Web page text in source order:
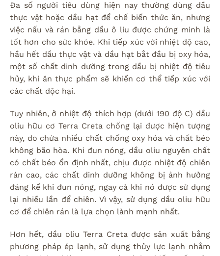
Đa số người tiêu dùng hiện nay thường dùng dầu
thực vật hoặc dầu hạt để chế biến thức ăn, nhưng
việc nấu và rán bằng dầu ô liu được chứng minh là
tốt hơn cho sức khỏe. Khi tiếp xúc với nhiệt độ cao,
hầu hết dầu thực vật và dầu hạt bắt đầu bị oxy hóa,
một số chất dinh dưỡng trong dầu bị nhiệt độ tiêu
hủy, khi ăn thực phẩm sẽ khiến cơ thể tiếp xúc với
các chất độc hại.
Tuy nhiên, ở nhiệt độ thích hợp (dưới 190 độ C) dầu
oliu hữu cơ Terra Creta chống lại được hiện tượng
này, do chứa nhiều chất chống oxy hóa và chất béo
không bão hòa. Khi đun nóng, dầu oliu nguyên chất
có chất béo ổn định nhất, chịu được nhiệt độ chiên
rán cao, các chất dinh dưỡng không bị ảnh hưởng
đáng kể khi đun nóng, ngay cả khi nó được sử dụng
lại nhiều lần để chiên. Vì vậy, sử dụng dầu oliu hữu
cơ để chiên rán là lựa chọn lành mạnh nhất.
Hơn hết, dầu oliu Terra Creta được sản xuất bằng
phương pháp ép lạnh, sử dụng thủy lực lạnh nhằm